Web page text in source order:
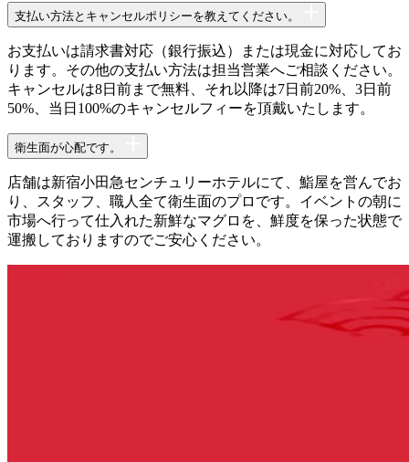
支払い方法とキャンセルポリシーを教えてください。
お支払いは請求書対応（銀行振込）または現金に対応してお
ります。その他の支払い方法は担当営業へご相談ください。
キャンセルは8日前まで無料、それ以降は7日前20%、3日前
50%、当日100%のキャンセルフィーを頂戴いたします。
衛生面が心配です。
店舗は新宿小田急センチュリーホテルにて、鮨屋を営んでお
り、スタッフ、職人全て衛生面のプロです。イベントの朝に
市場へ行って仕入れた新鮮なマグロを、鮮度を保った状態で
運搬しておりますのでご安心ください。